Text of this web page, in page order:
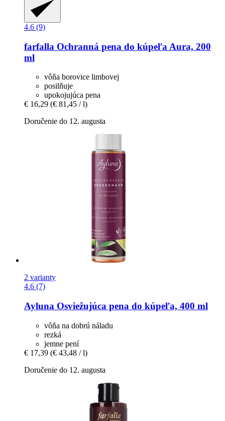
4.6 (9)
farfalla Ochranná pena do kúpeľa Aura, 200
ml
vôňa borovice limbovej
posilňuje
upokojujúca pena
€ 16,29 (€ 81,45 / l)
Doručenie do 12. augusta
2 varianty
4.6 (7)
Ayluna Osviežujúca pena do kúpeľa, 400 ml
vôňa na dobrú náladu
rezká
jemne pení
€ 17,39 (€ 43,48 / l)
Doručenie do 12. augusta